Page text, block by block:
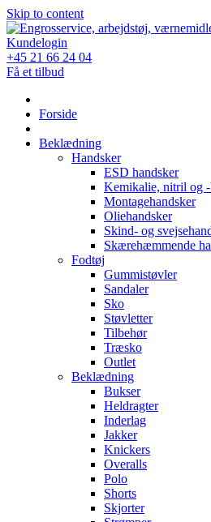
Skip to content
Kundelogin
+45 21 66 24 04
Få et tilbud
Forside
Beklædning
Handsker
ESD handsker
Kemikalie, nitril og
Montagehandsker
Oliehandsker
Skind- og
Skærehæmmende
Fodtøj
Gummistøvler
Sandaler
Sko
Støvletter
Tilbehør
Træsko
Outlet
Beklædning
Bukser
Heldragter
Inderlag
Jakker
Knickers
Overalls
Polo
Shorts
Skjorter